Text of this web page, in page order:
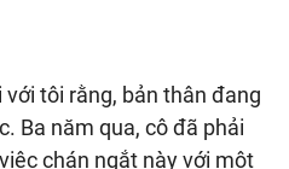
tôi rằng, bản thân đang
Ba năm qua, cô đã phải
chán ngắt này với một